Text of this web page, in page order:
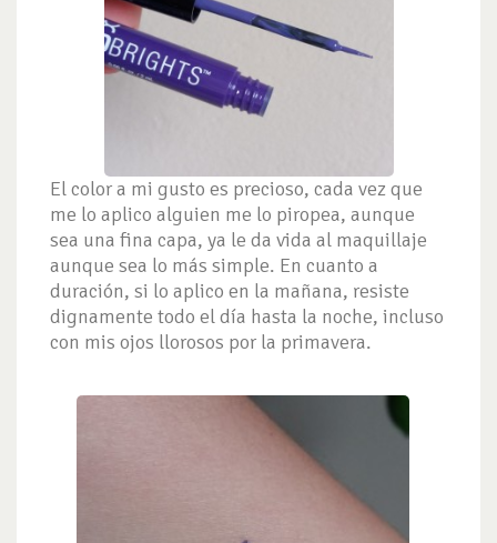
El color a mi gusto es precioso, cada vez que
me lo aplico alguien me lo piropea, aunque
sea una fina capa, ya le da vida al maquillaje
aunque sea lo más simple. En cuanto a
duración, si lo aplico en la mañana, resiste
dignamente todo el día hasta la noche, incluso
con mis ojos llorosos por la primavera.